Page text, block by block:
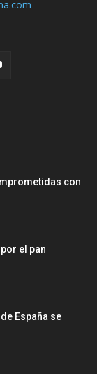
con
el pan
España se